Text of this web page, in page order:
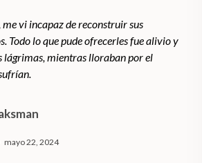
vi incapaz de reconstruir sus
Todo lo que pude ofrecerles fue alivio y
lágrimas, mientras lloraban por el
mayo 22, 2024